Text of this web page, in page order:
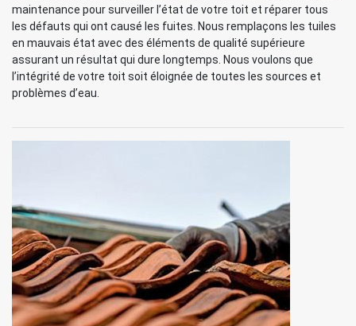
maintenance pour surveiller l’état de votre toit et réparer tous
les défauts qui ont causé les fuites. Nous remplaçons les tuiles
en mauvais état avec des éléments de qualité supérieure
assurant un résultat qui dure longtemps. Nous voulons que
l’intégrité de votre toit soit éloignée de toutes les sources et
problèmes d’eau.